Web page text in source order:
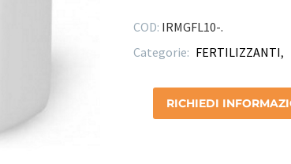
COD: IRMGFL10-.
Categorie: FERTILIZZANTI,
RICHIEDI